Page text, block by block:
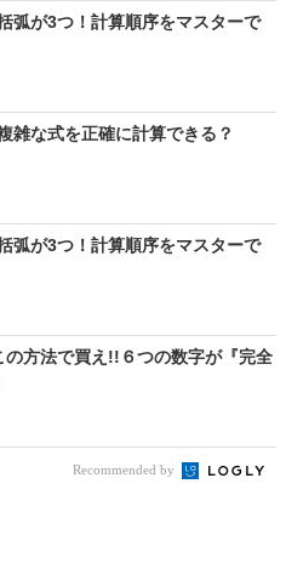
弧が3つ！計算順序をマスターで
雑な式を正確に計算できる？
弧が3つ！計算順序をマスターで
の方法で買え!!６つの数字が『完全
Recommended by